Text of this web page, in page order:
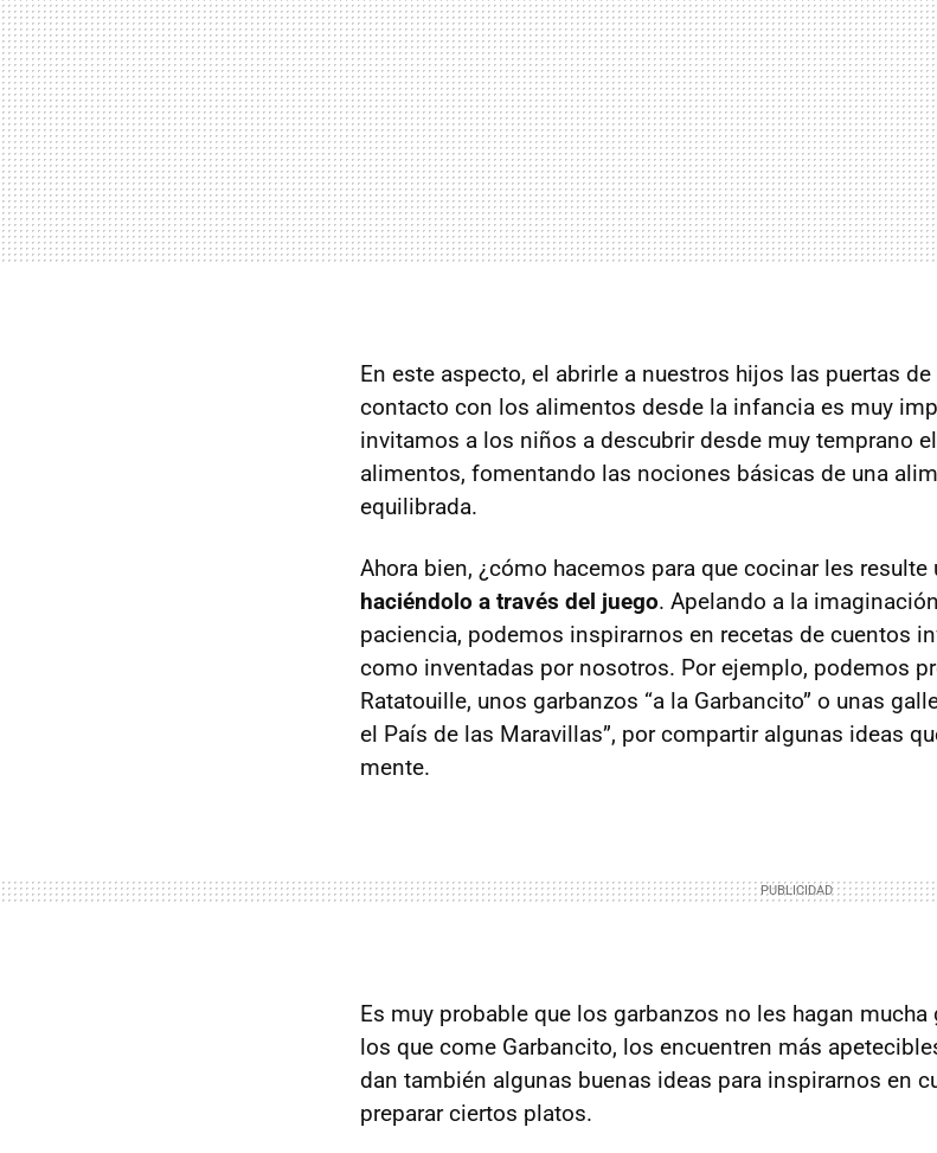
En este aspecto, el abrirle a nuestros hijos las puertas
contacto con los alimentos desde la infancia es muy
invitamos a los niños a descubrir desde muy temprano
alimentos, fomentando las nociones básicas de una
equilibrada.
Ahora bien, ¿cómo hacemos para que cocinar les
haciéndolo a través del juego. Apelando a la
paciencia, podemos inspirarnos en recetas de cuentos
como inventadas por nosotros. Por ejemplo, podemos
Ratatouille, unos garbanzos “a la Garbancito” o unas
el País de las Maravillas”, por compartir algunas ideas
mente.
Es muy probable que los garbanzos no les hagan
los que come Garbancito, los encuentren más
dan también algunas buenas ideas para inspirarnos en
preparar ciertos platos.